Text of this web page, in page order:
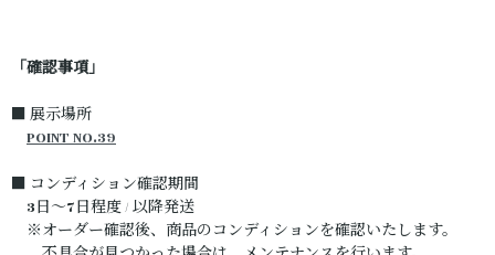
「確認事項」
■ 展示場所
POINT NO.39
■ コンディション確認期間
3日～7日程度 / 以降発送
※オーダー確認後、商品のコンディションを確認いたします。